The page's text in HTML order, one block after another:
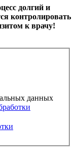
долгий и
контролировать
к врачу!